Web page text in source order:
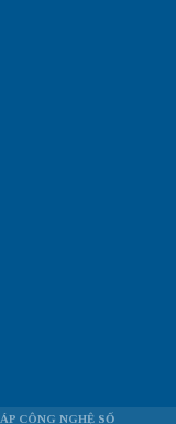
CÔNG NGHỆ SỐ